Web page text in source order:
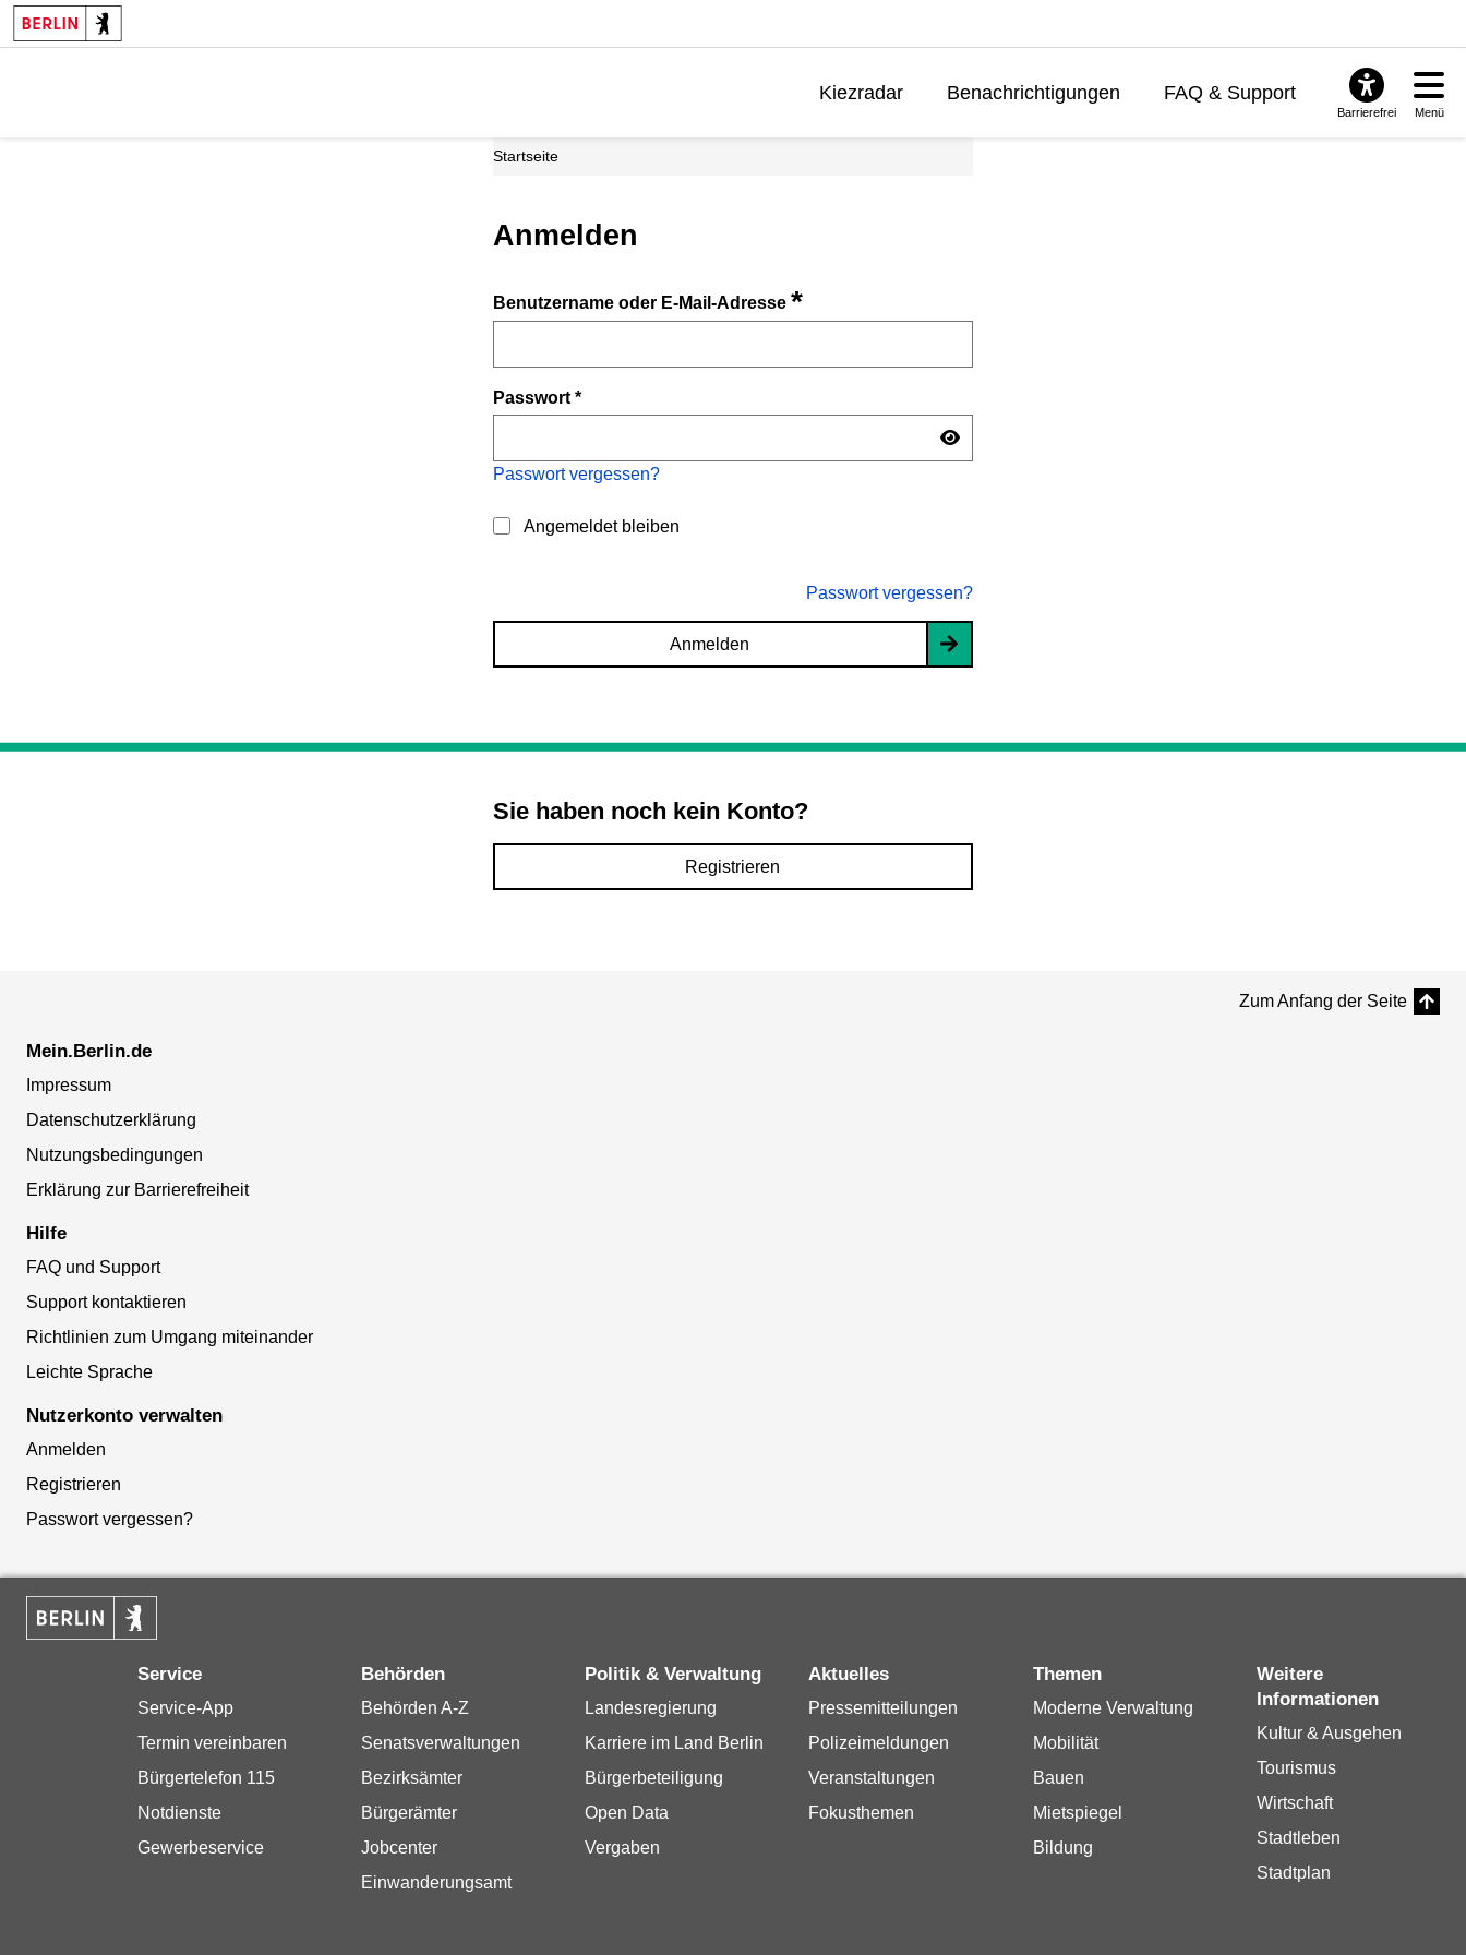
Kiezradar Benachrichtigungen FAQ & Support
Barrierefrei Menü
Startseite
Anmelden
Benutzername oder E-Mail-Adresse*
Passwort*
Passwort vergessen?
Angemeldet bleiben
Passwort vergessen?
Anmelden
Sie haben noch kein Konto?
Registrieren
Zum Anfang der Seite
Mein.Berlin.de
Impressum
Datenschutzerklärung
Nutzungsbedingungen
Erklärung zur Barrierefreiheit
Hilfe
FAQ und Support
Support kontaktieren
Richtlinien zum Umgang miteinander
Leichte Sprache
Nutzerkonto verwalten
Anmelden
Registrieren
Passwort vergessen?
Service
Service-App
Termin vereinbaren
Bürgertelefon 115
Notdienste
Gewerbeservice
Behörden
Behörden A-Z
Senatsverwaltungen
Bezirksämter
Bürgerämter
Jobcenter
Einwanderungsamt
Politik & Verwaltung
Landesregierung
Karriere im Land Berlin
Bürgerbeteiligung
Open Data
Vergaben
Aktuelles
Pressemitteilungen
Polizeimeldungen
Veranstaltungen
Fokusthemen
Themen
Moderne Verwaltung
Mobilität
Bauen
Mietspiegel
Bildung
Weitere
Informationen
Kultur & Ausgehen
Tourismus
Wirtschaft
Stadtleben
Stadtplan